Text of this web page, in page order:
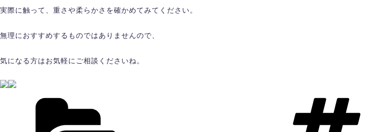
実際に触って、重さや柔らかさを確かめてみてください。
無理におすすめするものではありませんので、
気になる方はお気軽にご相談くださいね。